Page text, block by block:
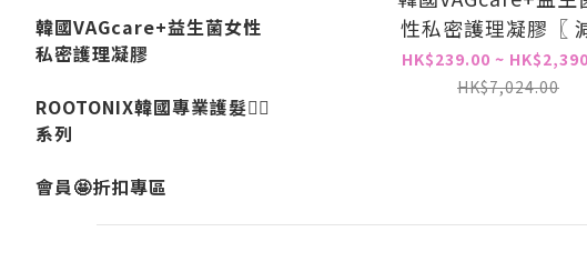
韓國VAGcare+益生菌女性
私密護理凝膠
ROOTONIX韓國專業護髮💇‍♀️
系列
會員🤩折扣專區
性私密護理凝膠〖 減少
99%念珠菌， 舒緩
不適，除異味，提升
HK$239.00 ~
HK$7,024.00